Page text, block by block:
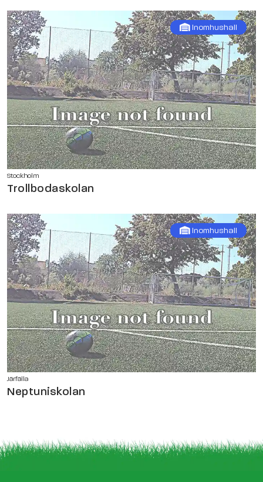
Inomhushall
Stockholm
Trollbodaskolan
Inomhushall
Järfälla
Neptuniskolan